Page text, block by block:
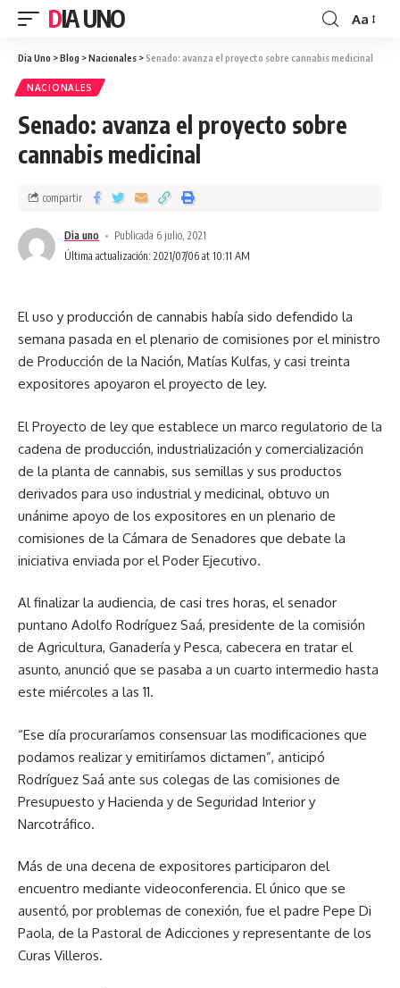
DIA UNO Aa
Dia Uno >Blog >Nacionales >Senado: avanza el proyecto sobre cannabis medicinal
NACIONALES
Senado: avanza el proyecto sobre
cannabis medicinal
Última actualización: 2021/07/06 at 10:11 AM
Dia uno Publicada 6 julio, 2021
compartir
El uso y producción de cannabis había sido defendido la
semana pasada en el plenario de comisiones por el ministro
de Producción de la Nación, Matías Kulfas, y casi treinta
expositores apoyaron el proyecto de ley.
El Proyecto de ley que establece un marco regulatorio de la
cadena de producción, industrialización y comercialización
de la planta de cannabis, sus semillas y sus productos
derivados para uso industrial y medicinal, obtuvo un
unánime apoyo de los expositores en un plenario de
comisiones de la Cámara de Senadores que debate la
iniciativa enviada por el Poder Ejecutivo.
Al finalizar la audiencia, de casi tres horas, el senador
puntano Adolfo Rodríguez Saá, presidente de la comisión
de Agricultura, Ganadería y Pesca, cabecera en tratar el
asunto, anunció que se pasaba a un cuarto intermedio hasta
este miércoles a las 11.
“Ese día procuraríamos consensuar las modificaciones que
podamos realizar y emitiríamos dictamen”, anticipó
Rodríguez Saá ante sus colegas de las comisiones de
Presupuesto y Hacienda y de Seguridad Interior y
Narcotráfico.
Más de una decena de expositores participaron del
encuentro mediante videoconferencia. El único que se
ausentó, por problemas de conexión, fue el padre Pepe Di
Paola, de la Pastoral de Adicciones y representante de los
Curas Villeros.